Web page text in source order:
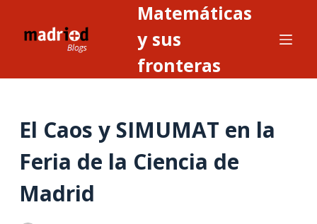
Matemáticas
y sus
fronteras
El Caos y SIMUMAT en la
Feria de la Ciencia de
Madrid